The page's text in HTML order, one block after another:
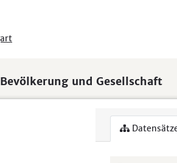
Bevölkerung und Gesellschaft